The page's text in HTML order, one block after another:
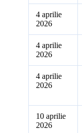
4 aprilie
2026
4 aprilie
2026
4 aprilie
2026
10 aprilie
2026